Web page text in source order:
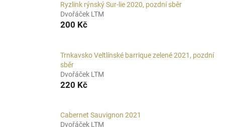
Ryzlink rýnský Sur-lie 2020, pozdní sběr
Dvořáček LTM
200 Kč
Trnkavsko Veltlínské barrique zelené 2021, pozdní
sběr
Dvořáček LTM
220 Kč
Cabernet Sauvignon 2021
Dvořáček LTM